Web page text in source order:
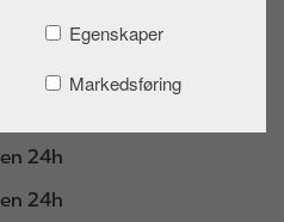
Egenskaper
Markedsføring
24h
24h
24h
24h